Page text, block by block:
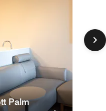
Palm